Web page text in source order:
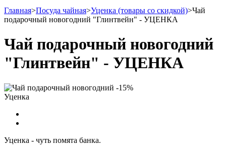
Главная>Посуда чайная>Уценка (товары со скидкой)>Чай
подарочный новогодний "Глинтвейн" - УЦЕНКА
Чай подарочный новогодний
"Глинтвейн" - УЦЕНКА
-15%
Уценка
Уценка - чуть помята банка.